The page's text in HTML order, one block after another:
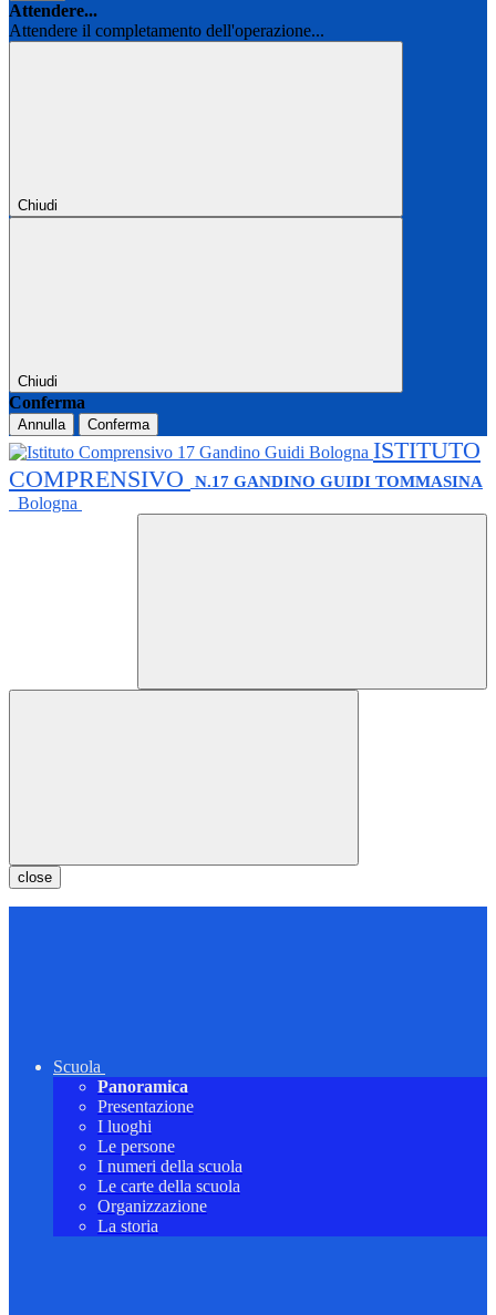
Attendere...
Attendere il completamento dell'operazione...
Chiudi
Chiudi
Conferma
Annulla Conferma
ISTITUTO
COMPRENSIVO
N.17 GANDINO GUIDI TOMMASINA
Bologna
close
Scuola
Panoramica
Presentazione
I luoghi
Le persone
I numeri della scuola
Le carte della scuola
Organizzazione
La storia